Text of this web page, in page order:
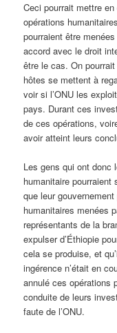
Ceci pourrait mettre
opérations
pourraient être
accord avec le droit
être le cas. On
hôtes se mettent à
voir si l’ONU les
pays. Durant ces
de ces opérations,
avoir atteint leurs
Les gens qui ont donc
humanitaire pourraient
que leur
humanitaires menées
représentants de la
expulser d’Éthiopie
cela se produise, et
ingérence n’était en
annulé ces opérations
conduite de leurs
faute de l’ONU.